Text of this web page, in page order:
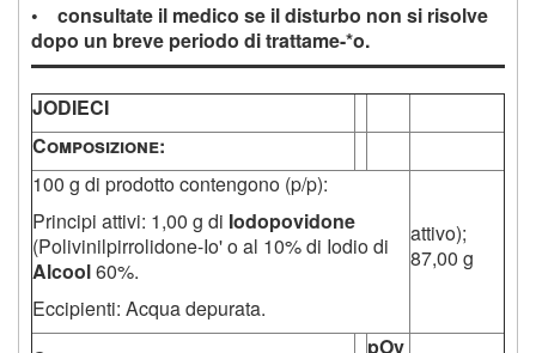
• consultate il medico se il disturbo non si risolve
dopo un breve periodo di trattame-*o.
JODIECI
Composizione:
100 g di prodotto contengono (p/p):
Principi attivi: 1,00 g di Iodopovidone
(Polivinilpirrolidone-Io' o al 10% di Iodio di
Alcool60%.
Eccipienti: Acqua depurata.
attivo);
87,00 g
pOv